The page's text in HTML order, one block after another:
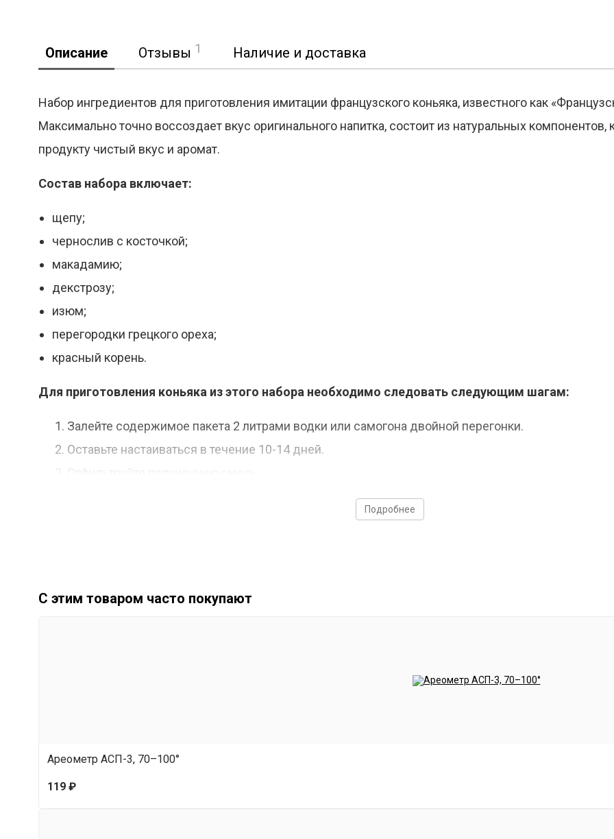
Описание Отзывы 1 Наличие и доставка
Набор ингредиентов для приготовления имитации французского коньяка, известного как
Максимально точно воссоздает вкус оригинального напитка, состоит из натуральных
продукту чистый вкус и аромат.
Состав набора включает:
щепу;
чернослив с косточкой;
макадамию;
декстрозу;
изюм;
перегородки грецкого ореха;
красный корень.
Для приготовления коньяка из этого набора необходимо следовать следующим шагам:
Залейте содержимое пакета 2 литрами водки или самогона двойной перегонки.
Оставьте настаиваться в течение 10-14 дней.
Подробнее
С этим товаром часто покупают
Ареометр АСП-3, 70–100°
119 ₽